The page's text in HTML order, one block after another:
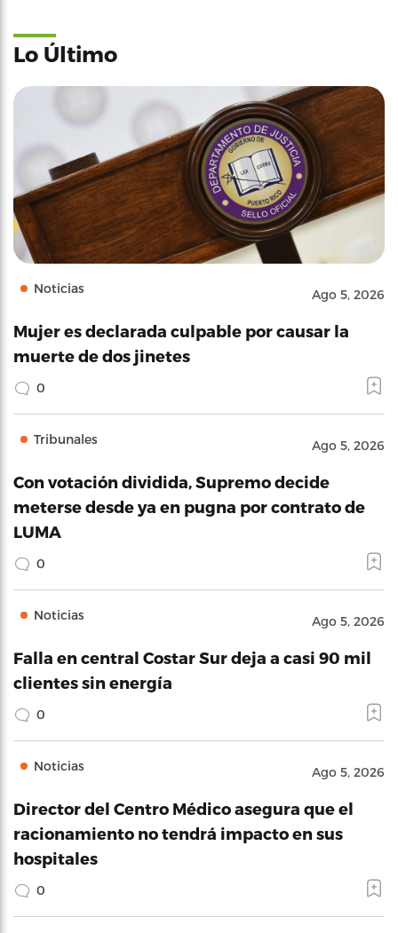
Lo Último
Noticias Ago 5, 2026
Mujer es declarada culpable por causar la
muerte de dos jinetes
0
Tribunales Ago 5, 2026
Con votación dividida, Supremo decide
meterse desde ya en pugna por contrato de
LUMA
0
Noticias Ago 5, 2026
Falla en central Costar Sur deja a casi 90 mil
clientes sin energía
0
Noticias Ago 5, 2026
Director del Centro Médico asegura que el
racionamiento no tendrá impacto en sus
hospitales
0